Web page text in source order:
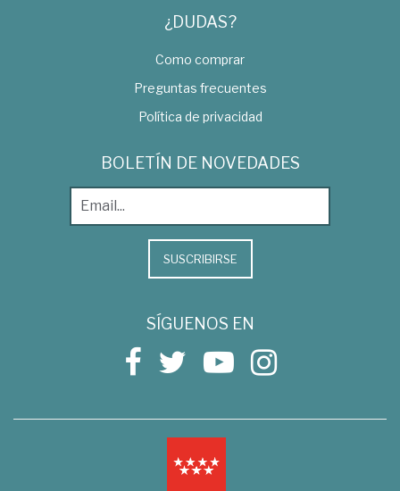
¿DUDAS?
Como comprar
Preguntas frecuentes
Política de privacidad
BOLETÍN DE NOVEDADES
SUSCRIBIRSE
SÍGUENOS EN